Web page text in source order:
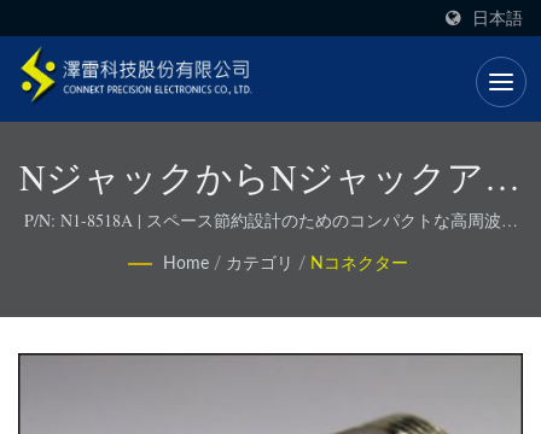
日本語
NジャックからNジャックアダ
プター
P/N: N1-8518A | スペース節約設計のためのコンパクトな高周波コ
Home / カテゴリ / Nコネクター